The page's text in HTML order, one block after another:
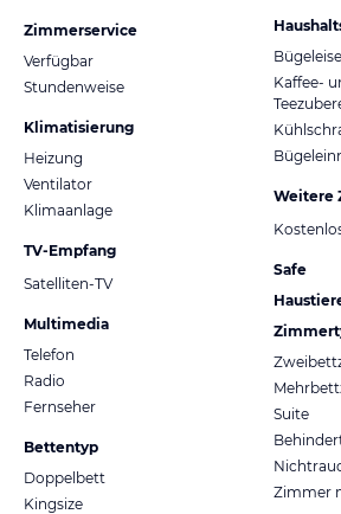
Zimmerservice
Verfügbar
Stundenweise
Klimatisierung
Heizung
Ventilator
Klimaanlage
TV-Empfang
Satelliten-TV
Multimedia
Telefon
Radio
Fernseher
Bettentyp
Doppelbett
Kingsize
Kaffee-
Weitere
Safe
Suite
Zimmer